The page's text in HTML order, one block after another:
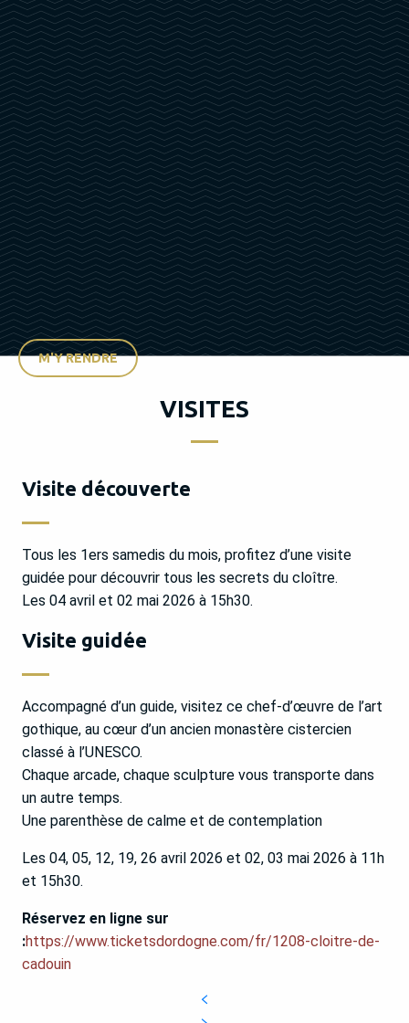
M'Y RENDRE
VISITES
Visite découverte
Tous les 1ers samedis du mois, profitez d’une visite
guidée pour découvrir tous les secrets du cloître.
Les 04 avril et 02 mai 2026 à 15h30.
Visite guidée
Accompagné d’un guide, visitez ce chef-d’œuvre de l’art
gothique, au cœur d’un ancien monastère cistercien
classé à l’UNESCO.
Chaque arcade, chaque sculpture vous transporte dans
un autre temps.
Une parenthèse de calme et de contemplation
Les 04, 05, 12, 19, 26 avril 2026 et 02, 03 mai 2026 à 11h
et 15h30.
Réservez en ligne sur
:https://www.ticketsdordogne.com/fr/1208-cloitre-de-
cadouin